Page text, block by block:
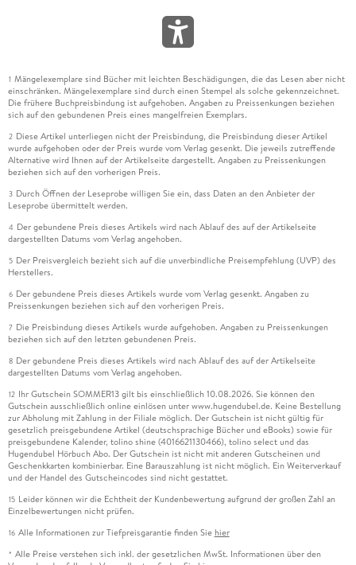
1 Mängelexemplare sind Bücher mit leichten Beschädigungen, die das Lesen aber nicht
einschränken. Mängelexemplare sind durch einen Stempel als solche gekennzeichnet.
Die frühere Buchpreisbindung ist aufgehoben. Angaben zu Preissenkungen beziehen
sich auf den gebundenen Preis eines mangelfreien Exemplars.
2 Diese Artikel unterliegen nicht der Preisbindung, die Preisbindung dieser Artikel
wurde aufgehoben oder der Preis wurde vom Verlag gesenkt. Die jeweils zutreffende
Alternative wird Ihnen auf der Artikelseite dargestellt. Angaben zu Preissenkungen
beziehen sich auf den vorherigen Preis.
3 Durch Öffnen der Leseprobe willigen Sie ein, dass Daten an den Anbieter der
Leseprobe übermittelt werden.
4 Der gebundene Preis dieses Artikels wird nach Ablauf des auf der Artikelseite
dargestellten Datums vom Verlag angehoben.
5 Der Preisvergleich bezieht sich auf die unverbindliche Preisempfehlung (UVP) des
Herstellers.
6 Der gebundene Preis dieses Artikels wurde vom Verlag gesenkt. Angaben zu
Preissenkungen beziehen sich auf den vorherigen Preis.
7 Die Preisbindung dieses Artikels wurde aufgehoben. Angaben zu Preissenkungen
beziehen sich auf den letzten gebundenen Preis.
8 Der gebundene Preis dieses Artikels wird nach Ablauf des auf der Artikelseite
dargestellten Datums vom Verlag angehoben.
12 Ihr Gutschein SOMMER13 gilt bis einschließlich 10.08.2026. Sie können den
Gutschein ausschließlich online einlösen unter www.hugendubel.de. Keine Bestellung
zur Abholung mit Zahlung in der Filiale möglich. Der Gutschein ist nicht gültig für
gesetzlich preisgebundene Artikel (deutschsprachige Bücher und eBooks) sowie für
preisgebundene Kalender, tolino shine (4016621130466), tolino select und das
Hugendubel Hörbuch Abo. Der Gutschein ist nicht mit anderen Gutscheinen und
Geschenkkarten kombinierbar. Eine Barauszahlung ist nicht möglich. Ein Weiterverkauf
und der Handel des Gutscheincodes sind nicht gestattet.
15 Leider können wir die Echtheit der Kundenbewertung aufgrund der großen Zahl an
Einzelbewertungen nicht prüfen.
16 Alle Informationen zur Tiefpreisgarantie finden Sie hier
* Alle Preise verstehen sich inkl. der gesetzlichen MwSt. Informationen über den